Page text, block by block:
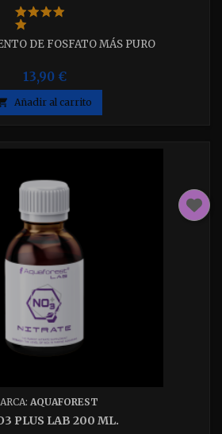
DE FOSFATO MÁS PURO
13,90 €
Añadir al carrito
AQUAFOREST
PLUS LAB 200 ML.